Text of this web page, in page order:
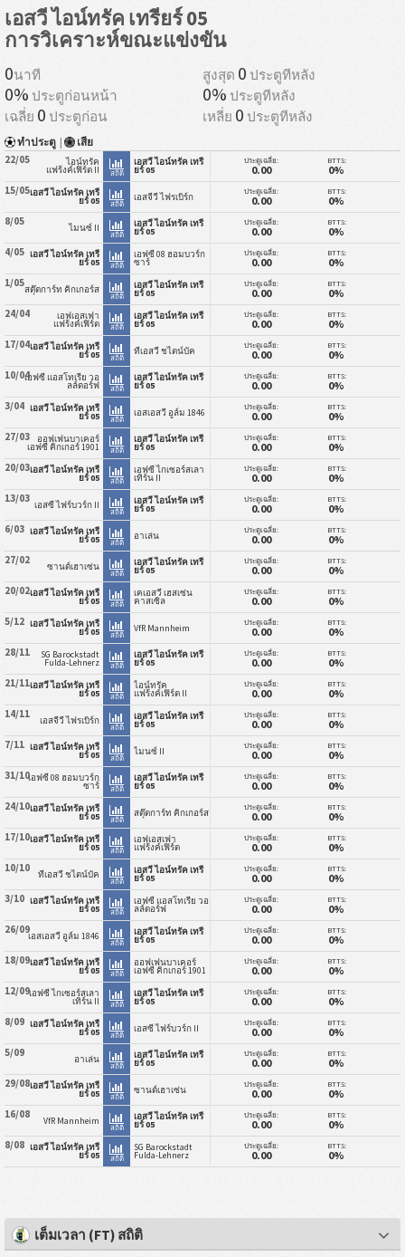
เอสวี ไอน์ทรัค เทรียร์ 05
การวิเคราะห์ขณะแข่งขัน
0นาที สูงสุด 0 ประตูทีหลัง
0% ประตูก่อนหน้า 0% ประตูทีหลัง
เฉลี่ย 0 ประตูก่อน เหลี่ย 0 ประตูทีหลัง
ทำประตู | เสีย
22/05 ไอน์ทรัค
แฟร้งค์เฟิร์ต II สถิติ
เอสวี ไอน์ทรัค เทรี
ยร์ 05
ประตูเฉลี่ย:
0.00
BTTS:
0%
15/05เอสวี ไอน์ทรัค เทรี
ยร์ 05 สถิติ
เอสจีวี ไฟรเบิร์ก ประตูเฉลี่ย:
0.00
BTTS:
0%
8/05 ไมนซ์ II
สถิติ
เอสวี ไอน์ทรัค เทรี
ยร์ 05
ประตูเฉลี่ย:
0.00
BTTS:
0%
4/05 เอสวี ไอน์ทรัค เทรี
ยร์ 05 สถิติ
เอฟซี 08 ฮอมบวร์ก
ซาร์
ประตูเฉลี่ย:
0.00
BTTS:
0%
1/05สตุ๊ตการ์ท คิกเกอร์ส
สถิติ
เอสวี ไอน์ทรัค เทรี
ยร์ 05
ประตูเฉลี่ย:
0.00
BTTS:
0%
24/04 เอฟเอสเฟา
แฟร้งค์เฟิร์ต สถิติ
เอสวี ไอน์ทรัค เทรี
ยร์ 05
ประตูเฉลี่ย:
0.00
BTTS:
0%
17/04เอสวี ไอน์ทรัค เทรี
ยร์ 05 สถิติ
ทีเอสวี ชไตน์บัค ประตูเฉลี่ย:
0.00
BTTS:
0%
10/04เอฟซี แอสโทเรีย วอ
ลล์ดอร์ฟ สถิติ
เอสวี ไอน์ทรัค เทรี
ยร์ 05
ประตูเฉลี่ย:
0.00
BTTS:
0%
3/04 เอสวี ไอน์ทรัค เทรี
ยร์ 05 สถิติ
เอสเอสวี อูล์ม 1846 ประตูเฉลี่ย:
0.00
BTTS:
0%
27/03 ออฟเฟนบาเคอร์
เอฟซี คิกเกอร์ 1901 สถิติ
เอสวี ไอน์ทรัค เทรี
ยร์ 05
ประตูเฉลี่ย:
0.00
BTTS:
0%
20/03เอสวี ไอน์ทรัค เทรี
ยร์ 05 สถิติ
เอฟซี ไกเซอร์สเลา
เทิร์น II
ประตูเฉลี่ย:
0.00
BTTS:
0%
13/03 เอสซี ไฟร์บวร์ก II
สถิติ
เอสวี ไอน์ทรัค เทรี
ยร์ 05
ประตูเฉลี่ย:
0.00
BTTS:
0%
6/03 เอสวี ไอน์ทรัค เทรี
ยร์ 05 สถิติ
อาเล่น ประตูเฉลี่ย:
0.00
BTTS:
0%
27/02 ซานด์เฮาเซ่น
สถิติ
เอสวี ไอน์ทรัค เทรี
ยร์ 05
ประตูเฉลี่ย:
0.00
BTTS:
0%
20/02เอสวี ไอน์ทรัค เทรี
ยร์ 05 สถิติ
เคเอสวี เฮสเซ่น
คาสเซิล
ประตูเฉลี่ย:
0.00
BTTS:
0%
5/12 เอสวี ไอน์ทรัค เทรี
ยร์ 05 สถิติ
VfR Mannheim ประตูเฉลี่ย:
0.00
BTTS:
0%
28/11 SG Barockstadt
Fulda-Lehnerz สถิติ
เอสวี ไอน์ทรัค เทรี
ยร์ 05
ประตูเฉลี่ย:
0.00
BTTS:
0%
21/11เอสวี ไอน์ทรัค เทรี
ยร์ 05 สถิติ
ไอน์ทรัค
แฟร้งค์เฟิร์ต II
ประตูเฉลี่ย:
0.00
BTTS:
0%
14/11 เอสจีวี ไฟรเบิร์ก
สถิติ
เอสวี ไอน์ทรัค เทรี
ยร์ 05
ประตูเฉลี่ย:
0.00
BTTS:
0%
7/11 เอสวี ไอน์ทรัค เทรี
ยร์ 05 สถิติ
ไมนซ์ II ประตูเฉลี่ย:
0.00
BTTS:
0%
31/10เอฟซี 08 ฮอมบวร์ก
ซาร์ สถิติ
เอสวี ไอน์ทรัค เทรี
ยร์ 05
ประตูเฉลี่ย:
0.00
BTTS:
0%
24/10เอสวี ไอน์ทรัค เทรี
ยร์ 05 สถิติ
สตุ๊ตการ์ท คิกเกอร์ส ประตูเฉลี่ย:
0.00
BTTS:
0%
17/10เอสวี ไอน์ทรัค เทรี
ยร์ 05 สถิติ
เอฟเอสเฟา
แฟร้งค์เฟิร์ต
ประตูเฉลี่ย:
0.00
BTTS:
0%
10/10 ทีเอสวี ชไตน์บัค
สถิติ
เอสวี ไอน์ทรัค เทรี
ยร์ 05
ประตูเฉลี่ย:
0.00
BTTS:
0%
3/10 เอสวี ไอน์ทรัค เทรี
ยร์ 05 สถิติ
เอฟซี แอสโทเรีย วอ
ลล์ดอร์ฟ
ประตูเฉลี่ย:
0.00
BTTS:
0%
26/09เอสเอสวี อูล์ม 1846
สถิติ
เอสวี ไอน์ทรัค เทรี
ยร์ 05
ประตูเฉลี่ย:
0.00
BTTS:
0%
18/09เอสวี ไอน์ทรัค เทรี
ยร์ 05 สถิติ
ออฟเฟนบาเคอร์
เอฟซี คิกเกอร์ 1901
ประตูเฉลี่ย:
0.00
BTTS:
0%
12/09เอฟซี ไกเซอร์สเลา
เทิร์น II สถิติ
เอสวี ไอน์ทรัค เทรี
ยร์ 05
ประตูเฉลี่ย:
0.00
BTTS:
0%
8/09 เอสวี ไอน์ทรัค เทรี
ยร์ 05 สถิติ
เอสซี ไฟร์บวร์ก II ประตูเฉลี่ย:
0.00
BTTS:
0%
5/09 อาเล่น
สถิติ
เอสวี ไอน์ทรัค เทรี
ยร์ 05
ประตูเฉลี่ย:
0.00
BTTS:
0%
29/08เอสวี ไอน์ทรัค เทรี
ยร์ 05 สถิติ
ซานด์เฮาเซ่น ประตูเฉลี่ย:
0.00
BTTS:
0%
16/08 VfR Mannheim
สถิติ
เอสวี ไอน์ทรัค เทรี
ยร์ 05
ประตูเฉลี่ย:
0.00
BTTS:
0%
8/08 เอสวี ไอน์ทรัค เทรี
ยร์ 05 สถิติ
SG Barockstadt
Fulda-Lehnerz
ประตูเฉลี่ย:
0.00
BTTS:
0%
เต็มเวลา (FT) สถิติ